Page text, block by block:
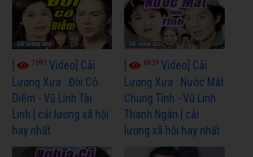
7691 Video] Cải
Lương Xưa : Đời Cô
Diễm - Vũ Linh Tài
Linh | cải lương xã hội
hay nhất
6939Video] Cải
Lương Xưa : Nước Mắt
Chung Tình - Vũ Linh
Thanh Ngân | cải
lương xã hội hay nhất